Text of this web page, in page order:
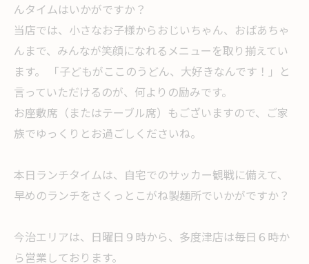
んタイムはいかがですか？
当店では、小さなお子様からおじいちゃん、おばあちゃ
んまで、みんなが笑顔になれるメニューを取り揃えてい
ます。 「子どもがここのうどん、大好きなんです！」と
言っていただけるのが、何よりの励みです。
お座敷席（またはテーブル席）もございますので、ご家
族でゆっくりとお過ごしくださいね。
本日ランチタイムは、自宅でのサッカー観戦に備えて、
早めのランチをさくっとこがね製麺所でいかがですか？
今治エリアは、日曜日９時から、多度津店は毎日６時か
ら営業しております。